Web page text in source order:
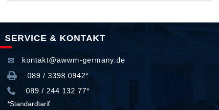
SERVICE & KONTAKT
kontakt@awwm-germany.de
089 / 3398 0942*
089 / 244 132 77*
*Standardtarif